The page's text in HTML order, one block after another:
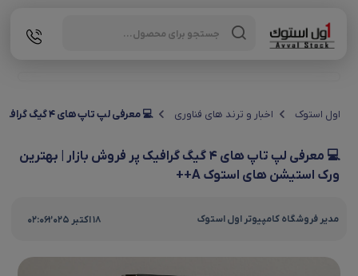
search
اول استوک اخبار و ترند های فناوری 💻 معرفی لپ تاپ‌ های ۴ گیگ گرافیک پر فروش بازار | بهترین ورک‌ استیشن‌ های استوک A++
💻 معرفی لپ تاپ‌ های ۴ گیگ گرافیک پر فروش بازار | بهترین
ورک‌ استیشن‌ های استوک A++
مدیر فروشگاه کامپیوتر اول استوک 18 اکتبر 2025 |
02:06